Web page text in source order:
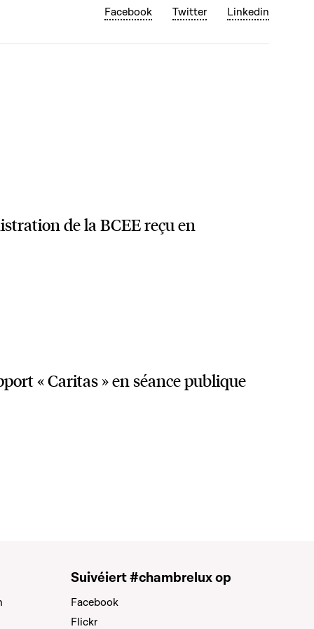
Facebook Twitter Linkedin
de la BCEE reçu en
« Caritas » en séance publique
Suivéiert #chambrelux op
Facebook
Flickr